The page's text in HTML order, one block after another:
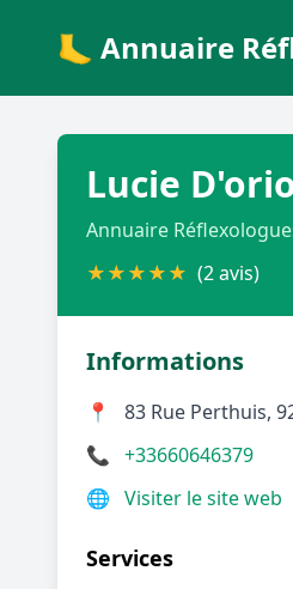
🦶 Annuaire
Lucie
Annuaire
★★★★★ (2 avis)
Informations
📍
83 Rue Perthuis,
📞 +33660646379
🌐 Visiter le site web
Services